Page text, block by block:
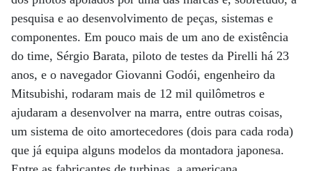
pesquisa e ao desenvolvimento de peças, sistemas e
componentes. Em pouco mais de um ano de existência
do time, Sérgio Barata, piloto de testes da Pirelli há 23
anos, e o navegador Giovanni Godói, engenheiro da
Mitsubishi, rodaram mais de 12 mil quilômetros e
ajudaram a desenvolver na marra, entre outras coisas,
um sistema de oito amortecedores (dois para cada roda)
que já equipa alguns modelos da montadora japonesa.